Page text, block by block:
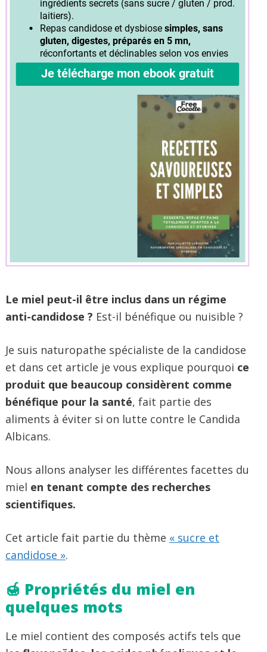
Le miel peut-il être inclus dans un régime
anti-candidose ? Est-il bénéfique ou nuisible ?
Je suis naturopathe spécialiste de la candidose
et dans cet article je vous explique pourquoi ce
produit que beaucoup considèrent comme
bénéfique pour la santé, fait partie des
aliments à éviter si on lutte contre le Candida
Albicans.
Nous allons analyser les différentes facettes du
miel en tenant compte des recherches
scientifiques.
Cet article fait partie du thème « sucre et
candidose ».
🍯 Propriétés du miel en
quelques mots
Le miel contient des composés actifs tels que